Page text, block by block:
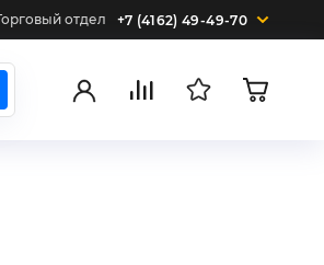
отдел +7 (4162) 49-49-70